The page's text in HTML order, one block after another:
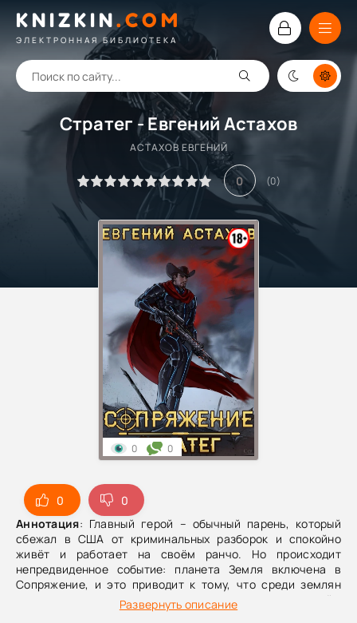
KNIZKIN.COM
ЭЛЕКТРОННАЯ БИБЛИОТЕКА
Стратег - Евгений Астахов
АСТАХОВ ЕВГЕНИЙ
0 (0)
0
0
Аннотация: Главный герой – обычный парень, который
сбежал в США от криминальных разборок и спокойно
живёт и работает на своём ранчо. Но происходит
непредвиденное событие: планета Земля включена в
Сопряжение, и это приводит к тому, что среди землян
появляется множество инопланетных существ, причём
отнюдь не дружелюбных. Герой может постоять за себя,
Развернуть описание
0 0